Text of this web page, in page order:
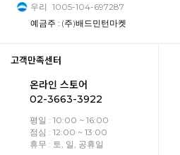
우리 1005-104-697287
예금주 : (주)배드민턴마켓
고객만족센터
온라인 스토어
02-3663-3922
평일 : 10:00 ~ 16:00
점심 : 12:00 ~ 13:00
휴무 : 토, 일, 공휴일